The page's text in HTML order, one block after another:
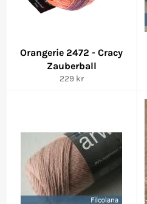
Orangerie 2472 - Cracy
Zauberball
Vanlig
229 kr